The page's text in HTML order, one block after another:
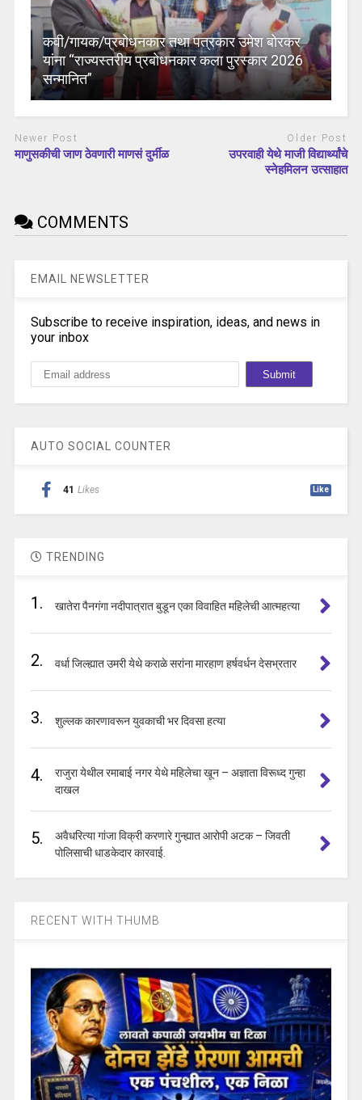
कवी/गायक/प्रबोधनकार तथा पत्रकार उमेश बोरकर
यांना “राज्यस्तरीय प्रबोधनकार कला पुरस्कार 2026
सन्मानित”
Newer Post
माणुसकीची जाण ठेवणारी माणसं दुर्मीळ
Older Post
उपरवाही येथे माजी विद्यार्थ्यांचे
स्नेहमिलन उत्साहात
COMMENTS
EMAIL NEWSLETTER
Subscribe to receive inspiration, ideas, and news in
your inbox
AUTO SOCIAL COUNTER
41 Likes Like
TRENDING
1. खातेरा पैनगंगा नदीपात्रात बुडून एका विवाहित महिलेची आत्महत्या
2. वर्धा जिल्ह्यात उमरी येथे कराळे सरांना मारहाण हर्षवर्धन देसभ्रतार
3. शुल्लक कारणावरून युवकाची भर दिवसा हत्या
4.
राजुरा येथील रमाबाई नगर येथे महिलेचा खून – अज्ञाता विरूध्द गुन्हा
दाखल
5.
अवैधरित्या गांजा विक्री करणारे गुन्ह्यात आरोपी अटक – जिवती
पोलिसाची धाडकेदार कारवाई.
RECENT WITH THUMB